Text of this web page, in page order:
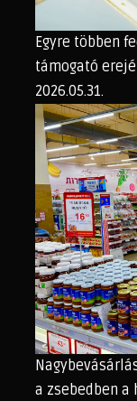
Egyre többen
támogató
2026.05.31.
a zsebedben a